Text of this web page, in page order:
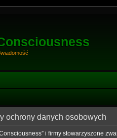
ochrony danych osobowych
i firmy stowarzyszone